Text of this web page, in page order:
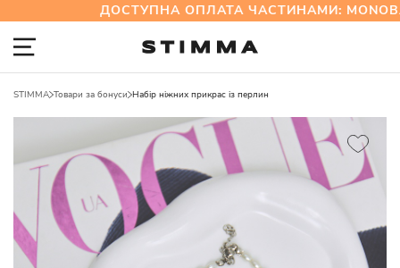
ДОСТУПНА ОПЛАТА ЧАСТИНАМИ:
STIMMA Товари за бонуси Набір ніжних прикрас із перлин